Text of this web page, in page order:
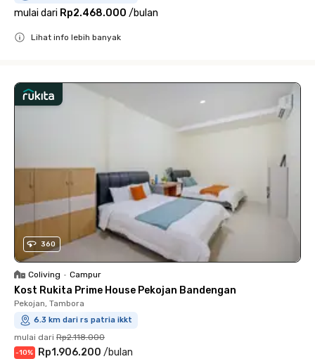
mulai dari Rp2.468.000 /bulan
Lihat info lebih banyak
360
Coliving • Campur
Kost Rukita Prime House Pekojan Bandengan
Pekojan, Tambora
6.3 km dari rs patria ikkt
mulai dari Rp2.118.000
-10% Rp1.906.200 /bulan